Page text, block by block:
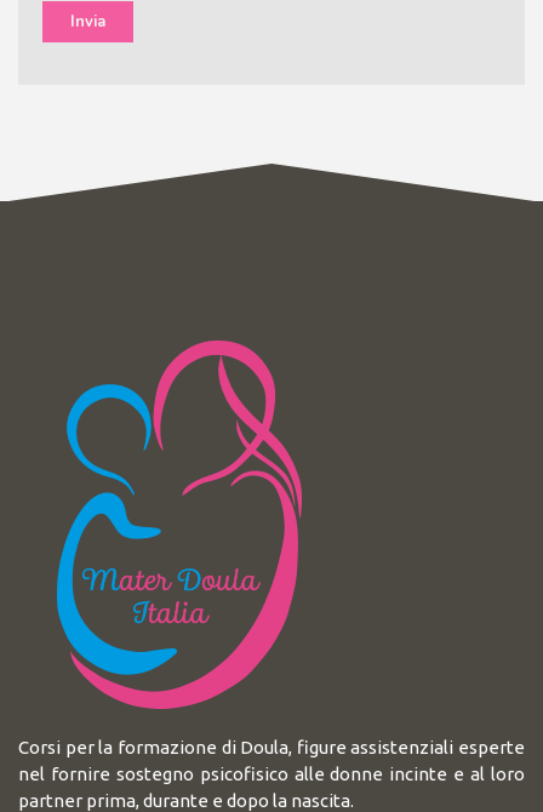
Corsi per la formazione di Doula, figure assistenziali esperte
nel fornire sostegno psicofisico alle donne incinte e al loro
partner prima, durante e dopo la nascita.